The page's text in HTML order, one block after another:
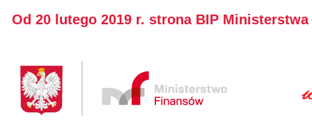
Od 20 lutego 2019 r. strona BIP